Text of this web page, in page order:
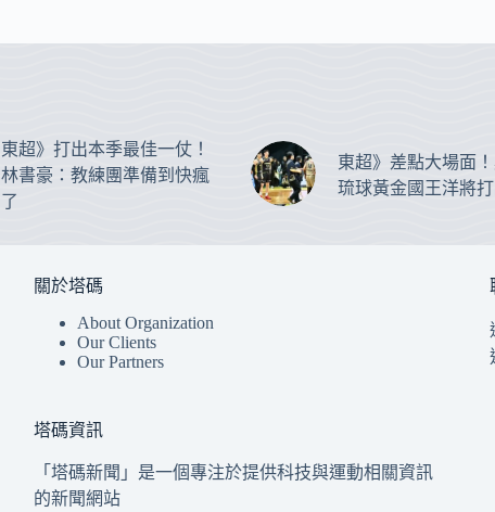
東超》打出本季最佳一仗！
林書豪：教練團準備到快瘋
了
東超》差點大場面
琉球黃金國王洋將
關於塔碼
About Organization
Our Clients
Our Partners
塔碼資訊
「塔碼新聞」是一個專注於提供科技與運動相關資訊
的新聞網站